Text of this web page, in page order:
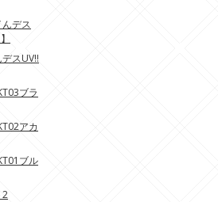
んデス
スUV!!
ブラ
アカ
ブル
2